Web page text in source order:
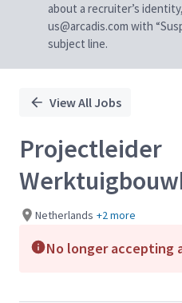
about a recruiter’s
us@arcadis.com with
subject line.
View All Jobs
Projectleider
Netherlands +2 more
No longer accepting